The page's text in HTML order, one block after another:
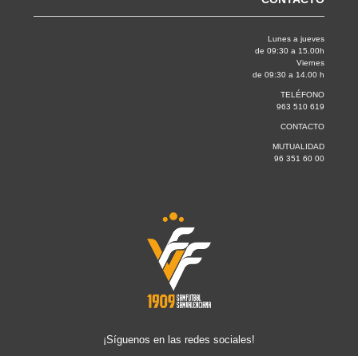
Lunes a jueves
de 09:30 a 15.00h
Viernes
de 09:30 a 14.00 h
TELÉFONO
963 510 619
CONTACTO
MUTUALIDAD
96 351 60 00
¡Síguenos en las redes sociales!